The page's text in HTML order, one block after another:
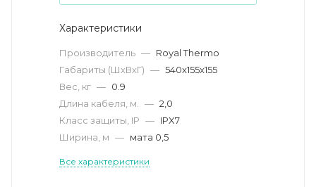
Характеристики
Производитель — Royal Thermo
Габариты (ШхВхГ) — 540x155x155
Вес, кг — 0.9
Длина кабеля, м.
— 2,0
Класс защиты, IP — IPX7
Ширина, м — мата 0,5
Все характеристики